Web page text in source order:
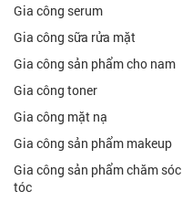
Gia công serum
Gia công sữa rửa mặt
Gia công sản phẩm cho nam
Gia công toner
Gia công mặt nạ
Gia công sản phẩm makeup
Gia công sản phẩm chăm sóc
tóc